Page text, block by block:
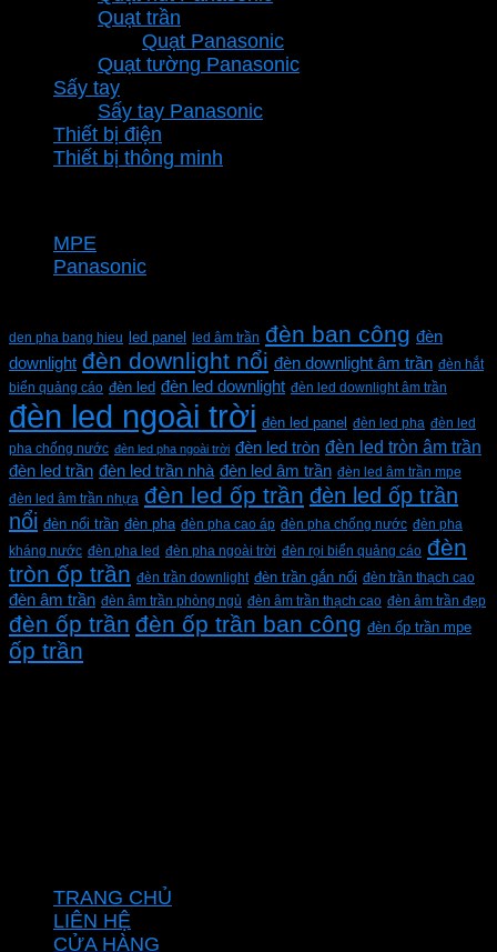
Quạt trần
Quạt Panasonic
Quạt tường Panasonic
Sấy tay
Sấy tay Panasonic
Thiết bị điện
Thiết bị thông minh
MPE
Panasonic
den pha bang hieu led panel led âm trần đèn ban công đèn
downlight đèn downlight nổi đèn downlight âm trần đèn hắt
biển quảng cáo đèn led đèn led downlight đèn led downlight âm trần
đèn led ngoài trời đèn led panel đèn led pha đèn led
pha chống nước đèn led pha ngoài trời đèn led tròn đèn led tròn âm trần
đèn led trần đèn led trần nhà đèn led âm trần đèn led âm trần mpe
đèn led âm trần nhựa đèn led ốp trần đèn led ốp trần
nổi đèn nổi trần đèn pha đèn pha cao áp đèn pha chống nước đèn pha
kháng nước đèn pha led đèn pha ngoài trời đèn rọi biển quảng cáo đèn
tròn ốp trần đèn trần downlight đèn trần gắn nổi đèn trần thạch cao
đèn âm trần đèn âm trần phòng ngủ đèn âm trần thạch cao đèn âm trần đẹp
đèn ốp trần đèn ốp trần ban công đèn ốp trần mpe
ốp trần
TRANG CHỦ
LIÊN HỆ
CỬA HÀNG